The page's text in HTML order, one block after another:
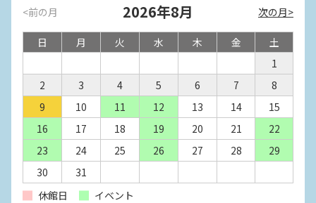
<前の月 2026年8月 次の月>
日 月 火 水 木 金
土
1
2
3 4 5 6 7
8
9
10 11 12 13 14
15
16
17 18 19 20 21
22
23
24 25 26 27 28
29
30
31
休館日
イベント